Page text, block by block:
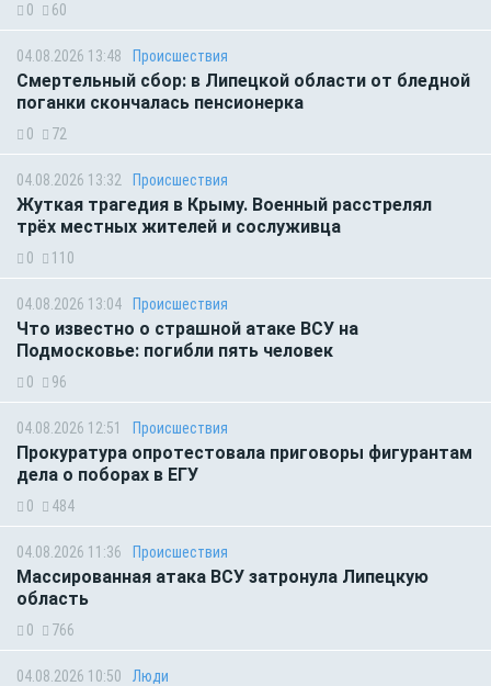
0 60
04.08.2026 13:48 Происшествия
Смертельный сбор: в Липецкой области от бледной
поганки скончалась пенсионерка
0 72
04.08.2026 13:32 Происшествия
Жуткая трагедия в Крыму. Военный расстрелял
трёх местных жителей и сослуживца
0 110
04.08.2026 13:04 Происшествия
Что известно о страшной атаке ВСУ на
Подмосковье: погибли пять человек
0 96
04.08.2026 12:51 Происшествия
Прокуратура опротестовала приговоры фигурантам
дела о поборах в ЕГУ
0 484
04.08.2026 11:36 Происшествия
Массированная атака ВСУ затронула Липецкую
область
0 766
04.08.2026 10:50 Люди